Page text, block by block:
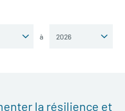
à
la résilience et